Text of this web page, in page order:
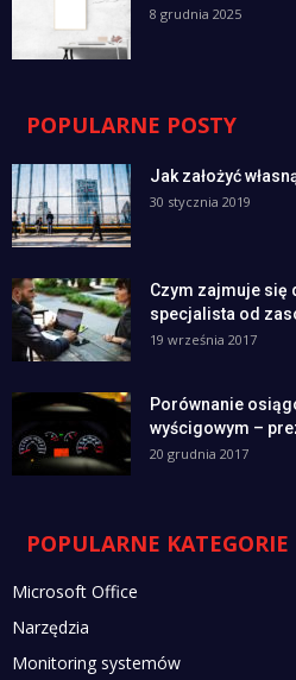
8 grudnia 2025
POPULARNE POSTY
Jak założyć
30 stycznia 2019
Czym zajmuje się
specjalista od
19 września 2017
Porównanie
wyścigowym –
20 grudnia 2017
POPULARNE KATEGORIE
Microsoft Office
Narzędzia
Monitoring systemów